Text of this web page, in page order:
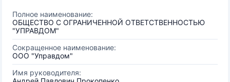
Полное наименование:
ОБЩЕСТВО С ОГРАНИЧЕННОЙ ОТВЕТСТВЕННОСТЬЮ
"УПРАВДОМ"
Сокращенное наименование:
ООО "Управдом"
Имя руководителя: